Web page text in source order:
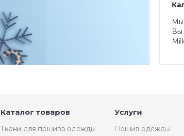
Мы
Вы
Каталог товаров
Ткани для пошива одежды
Услуги
Пошив одежды